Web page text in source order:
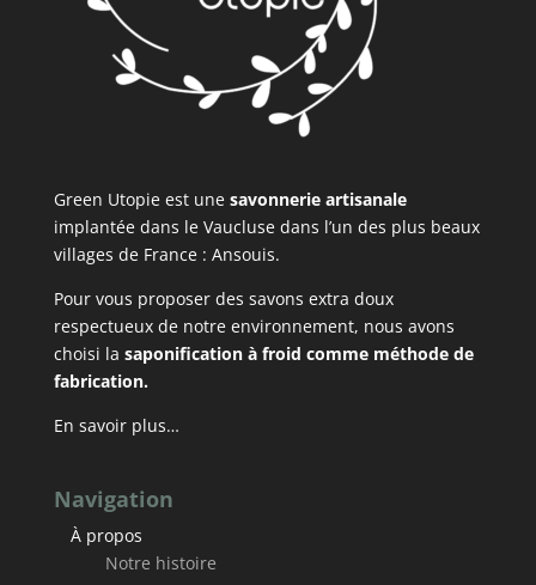
Green Utopie est une savonnerie artisanale
implantée dans le Vaucluse dans l’un des plus beaux
villages de France : Ansouis.
Pour vous proposer des savons extra doux
respectueux de notre environnement, nous avons
choisi la saponification à froid comme méthode de
fabrication.
En savoir plus…
Navigation
À propos
Notre histoire